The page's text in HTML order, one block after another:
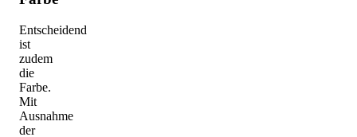
Entscheidend
ist
zudem
die
Farbe.
Mit
Ausnahme
der